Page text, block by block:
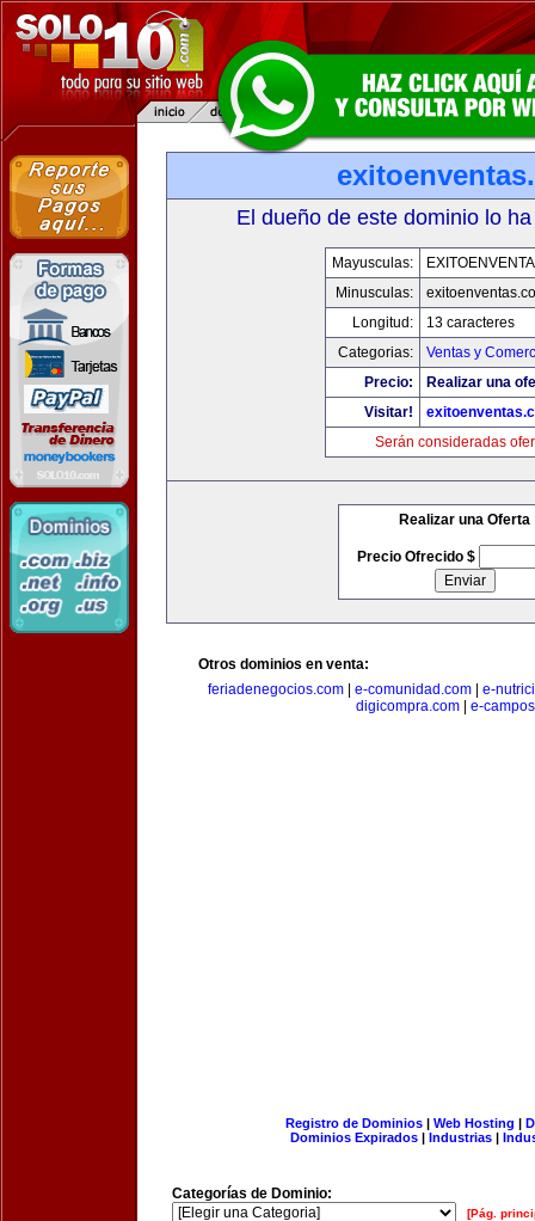
El dueño de este dominio lo
Mayusculas:
Minusculas:
Longitud:
13 caracteres
Categorias:
Ventas y
Precio:
Realizar una
Visitar!
Serán consideradas
Realizar una Oferta
Precio Ofrecido $
Otros dominios en venta:
feriadenegocios.com| e-comunidad.com| e-
digicompra.com
e-
Registro de Dominios| Web Hosting |
Dominios Expirados | Industrias |
Categorías de Dominio:
[Pág.